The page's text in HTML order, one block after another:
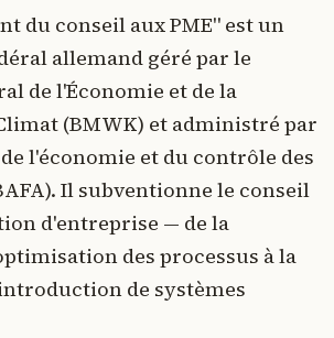
du conseil aux PME" est un
allemand géré par le
de l'Économie et de la
(BMWK) et administré par
l'économie et du contrôle des
Il subventionne le conseil
d'entreprise — de la
des processus à la
de systèmes